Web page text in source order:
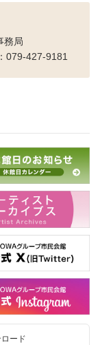
務局
079-427-9181
ード